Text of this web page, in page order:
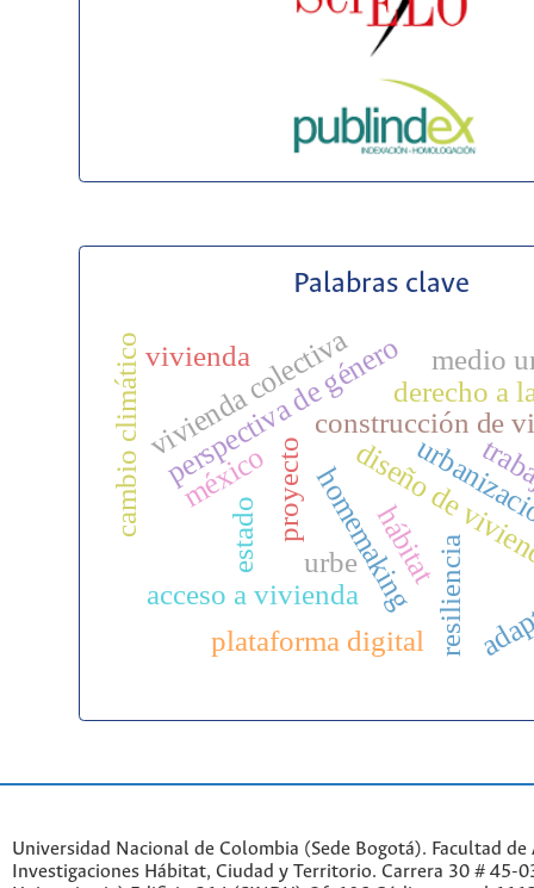
Palabras clave
construcción de
diseño de
perspectiva de género
homemaking
vivienda colectiva
urbe
proyecto
derecho a
resiliencia
acceso a vivienda
plataforma digital
méxico
estado
vivienda
hábitat
cambio climático medio
Universidad Nacional de Colombia (Sede Bogotá). Facultad
Investigaciones Hábitat, Ciudad y Territorio. Carrera 30 # 45-